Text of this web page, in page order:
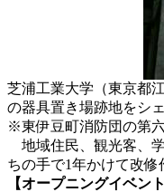
芝浦工業大学（東京都
の器具置き場跡地をシ
※東伊豆町消防団の第
地域住民、観光客、
ちの手で1年かけて改修
【オープニングイベン